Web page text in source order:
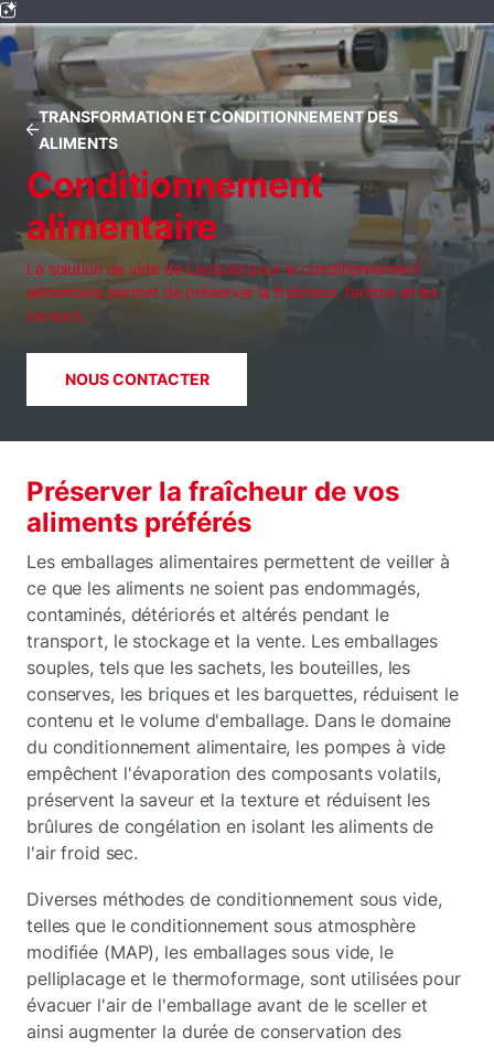
TRANSFORMATION ET CONDITIONNEMENT DES
ALIMENTS
Conditionnement
alimentaire
La solution de vide de Leybold pour le conditionnement
alimentaire permet de préserver la fraîcheur, l'arôme et les
saveurs.
NOUS CONTACTER
Préserver la fraîcheur de vos
aliments préférés
Les emballages alimentaires permettent de veiller à
ce que les aliments ne soient pas endommagés,
contaminés, détériorés et altérés pendant le
transport, le stockage et la vente. Les emballages
souples, tels que les sachets, les bouteilles, les
conserves, les briques et les barquettes, réduisent le
contenu et le volume d'emballage. Dans le domaine
du conditionnement alimentaire, les pompes à vide
empêchent l'évaporation des composants volatils,
préservent la saveur et la texture et réduisent les
brûlures de congélation en isolant les aliments de
l'air froid sec.
Diverses méthodes de conditionnement sous vide,
telles que le conditionnement sous atmosphère
modifiée (MAP), les emballages sous vide, le
pelliplacage et le thermoformage, sont utilisées pour
évacuer l'air de l'emballage avant de le sceller et
ainsi augmenter la durée de conservation des